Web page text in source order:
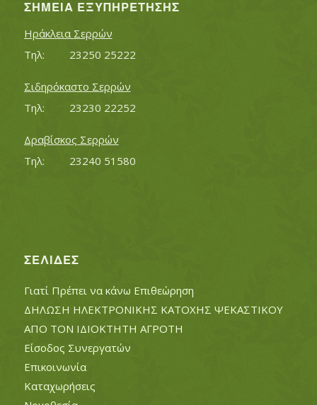
ΣΗΜΕΊΑ ΕΞΥΠΗΡΈΤΗΣΗΣ
Ηράκλεια Σερρών
Τηλ:		23250 25222
Σιδηρόκαστο Σερρών
Τηλ:		23230 22252
Δραβίσκος Σερρών
Τηλ:		23240 51580
ΣΕΛΊΔΕΣ
Γιατί Πρέπει να κάνω Επιθεώρηση
ΔΗΛΩΣΗ ΗΛΕΚΤΡΟΝΙΚΗΣ ΚΑΤΟΧΗΣ ΨΕΚΑΣΤΙΚΟΥ
ΑΠΟ ΤΟΝ ΙΔΙΟΚΤΗΤΗ ΑΓΡΟΤΗ
Είσοδος Συνεργατών
Επικοινωνία
Καταχωρήσεις